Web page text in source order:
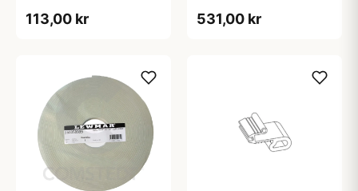
113,00 kr 531,00 kr